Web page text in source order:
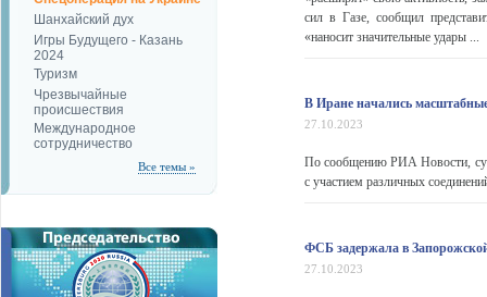
Шанхайский дух
Игры Будущего - Казань
2024
Туризм
Чрезвычайные
происшествия
Международное
сотрудничество
Все темы »
сил в Газе, сообщил
«наносит значительные удары ...
В Иране начались
27.10.2023
По сообщению РИА Новости,
с участием различных
ФСБ задержала в
27.10.2023